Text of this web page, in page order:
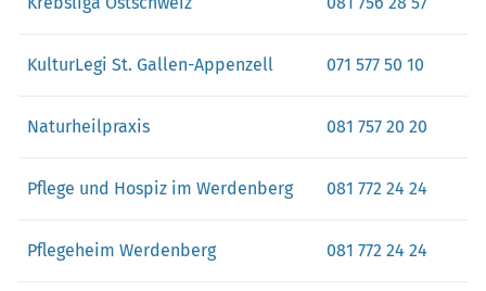
KulturLegi St. Gallen-Appenzell 071 577 50 10
Naturheilpraxis 081 757 20 20
Pflege und Hospiz im Werdenberg 081 772 24 24
Pflegeheim Werdenberg 081 772 24 24